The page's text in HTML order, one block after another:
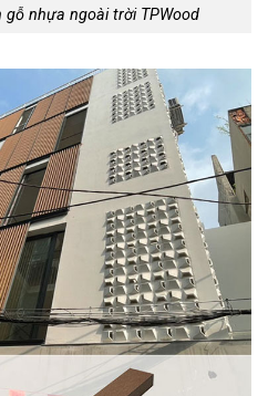
nhựa ngoài trời TPWood